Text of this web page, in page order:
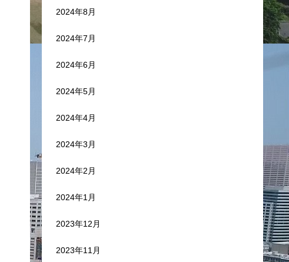
2024年8月
2024年7月
2024年6月
2024年5月
2024年4月
2024年3月
2024年2月
2024年1月
2023年12月
2023年11月